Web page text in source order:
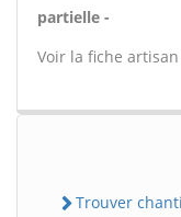
partielle -
Voir la fiche artisan
Trouver